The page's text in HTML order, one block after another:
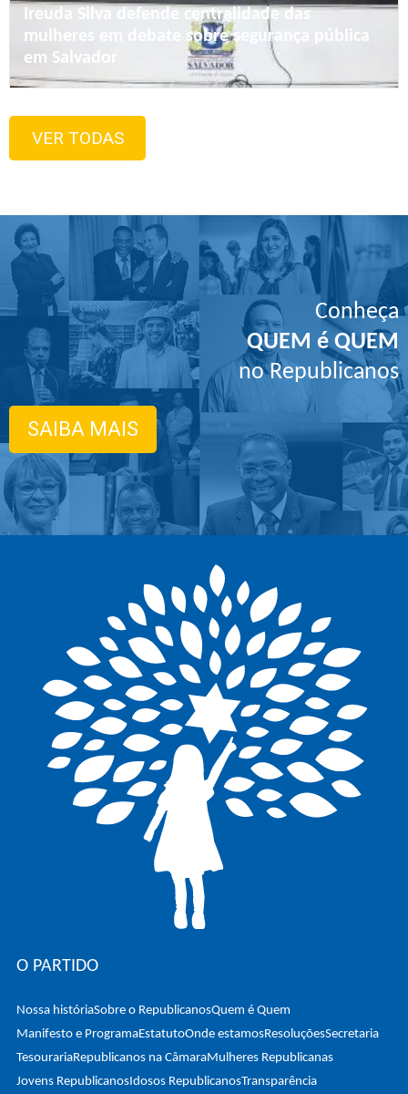
Ireuda Silva defende centralidade das
mulheres em debate sobre segurança pública
em Salvador
VER TODAS
Conheça
QUEM é QUEM
no Republicanos
SAIBA MAIS
O PARTIDO
Nossa históriaSobre o RepublicanosQuem é Quem
Manifesto e ProgramaEstatutoOnde estamosResoluçõesSecretaria
TesourariaRepublicanos na CâmaraMulheres Republicanas
Jovens RepublicanosIdosos RepublicanosTransparência